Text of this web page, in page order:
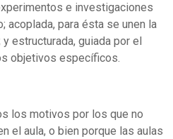
e investigaciones
acoplada, para ésta se unen la
estructurada, guiada por el
objetivos específicos.
los motivos por los que no
el aula, o bien porque las aulas